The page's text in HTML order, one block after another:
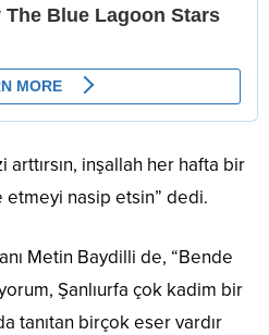
inşallah her hafta bir
etmeyi nasip etsin” dedi.
Metin Baydilli de, “Bende
Şanlıurfa çok kadim bir
tanıtan birçok eser vardır